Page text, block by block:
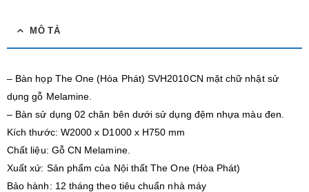
MÔ TẢ
– Bàn họp The One (Hòa Phát) SVH2010CN mặt chữ nhật sử
dụng gỗ Melamine.
– Bàn sử dụng 02 chân bên dưới sử dụng đệm nhựa màu đen.
Kích thước: W2000 x D1000 x H750 mm
Chất liệu: Gỗ CN Melamine.
Xuất xứ: Sản phẩm của Nội thất The One (Hòa Phát)
Bảo hành: 12 tháng theo tiêu chuẩn nhà máy